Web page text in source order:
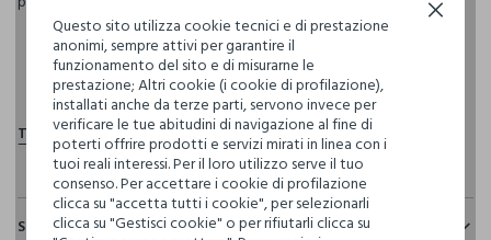
pdp.loyalty.section.advantages
Sostenibilità e trasparenza
Questo sito utilizza cookie tecnici e di prestazione
anonimi, sempre attivi per garantire il
funzionamento del sito e di misurarne le
prestazione; Altri cookie (i cookie di profilazione),
installati anche da terze parti, servono invece per
verificare le tue abitudini di navigazione al fine di
poterti offrire prodotti e servizi mirati in linea con i
tuoi reali interessi. Per il loro utilizzo serve il tuo
consenso. Per accettare i cookie di profilazione
clicca su "accetta tutti i cookie", per selezionarli
clicca su "Gestisci cookie" o per rifiutarli clicca su
Continua senza accettare